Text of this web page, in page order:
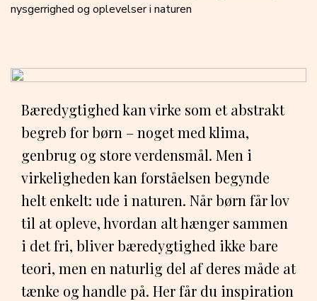
nysgerrighed og oplevelser i naturen
Bæredygtighed kan virke som et abstrakt
begreb for børn – noget med klima,
genbrug og store verdensmål. Men i
virkeligheden kan forståelsen begynde
helt enkelt: ude i naturen. Når børn får lov
til at opleve, hvordan alt hænger sammen
i det fri, bliver bæredygtighed ikke bare
teori, men en naturlig del af deres måde at
tænke og handle på. Her får du inspiration